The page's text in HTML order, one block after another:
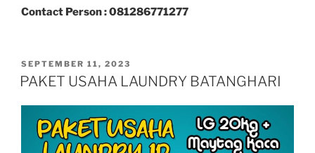
Contact Person : 081286771277
SEPTEMBER 11, 2023
PAKET USAHA LAUNDRY BATANGHARI